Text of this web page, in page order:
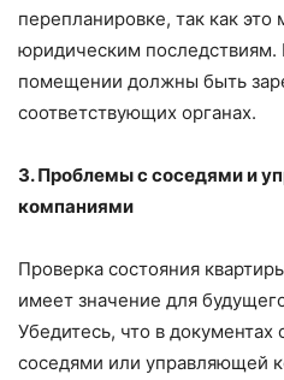
перепланировке, так как
юридическим последствиям.
помещении должны быть
соответствующих органах.
3. Проблемы с соседями и
компаниями
Проверка состояния
имеет значение для
Убедитесь, что в документах
соседями или управляющей